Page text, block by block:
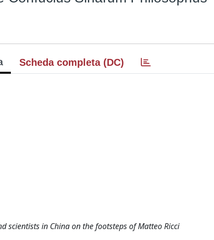
Scheda completa (DC)
scientists in China on the footsteps of Matteo Ricci